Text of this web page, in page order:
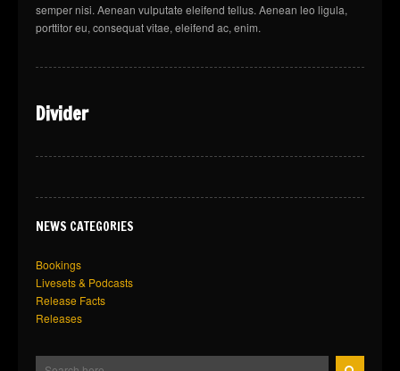
semper nisi. Aenean vulputate eleifend tellus. Aenean leo ligula,
porttitor eu, consequat vitae, eleifend ac, enim.
Divider
NEWS CATEGORIES
Bookings
Livesets & Podcasts
Release Facts
Releases